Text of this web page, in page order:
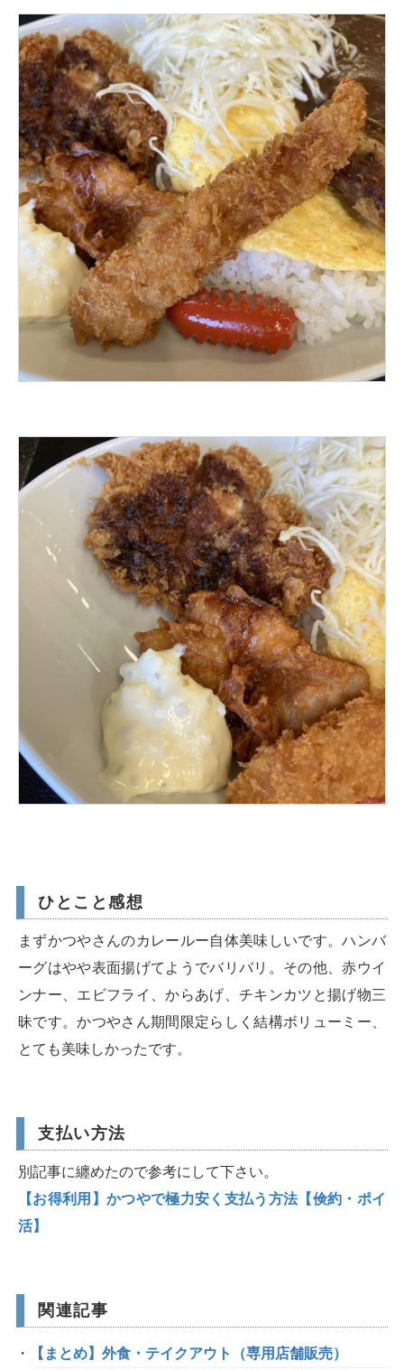
ひとこと感想
まずかつやさんのカレールー自体美味しいです。ハンバ
ーグはやや表面揚げてようでバリバリ。その他、赤ウイ
ンナー、エビフライ、からあげ、チキンカツと揚げ物三
昧です。かつやさん期間限定らしく結構ボリューミー、
とても美味しかったです。
支払い方法
別記事に纏めたので参考にして下さい。
【お得利用】かつやで極力安く支払う方法【倹約・ポイ
活】
関連記事
【まとめ】外食・テイクアウト（専用店舗販売）